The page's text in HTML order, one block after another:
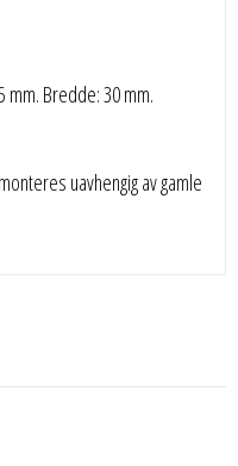
mm. Bredde: 30 mm.
uavhengig av gamle